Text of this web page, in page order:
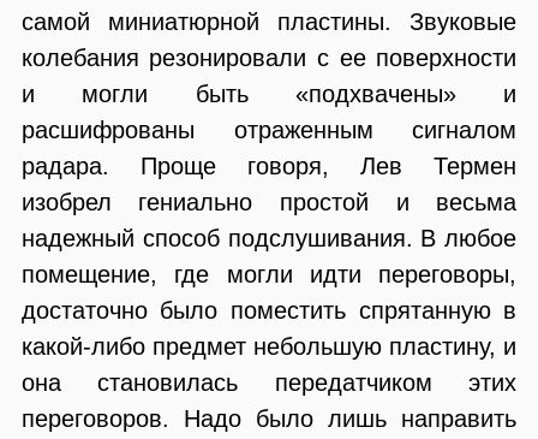
самой миниатюрной пластины. Звуковые
колебания резонировали с ее поверхности
и могли быть «подхвачены» и
расшифрованы отраженным сигналом
радара. Проще говоря, Лев Термен
изобрел гениально простой и весьма
надежный способ подслушивания. В любое
помещение, где могли идти переговоры,
достаточно было поместить спрятанную в
какой-либо предмет небольшую пластину, и
она становилась передатчиком этих
переговоров. Надо было лишь направить